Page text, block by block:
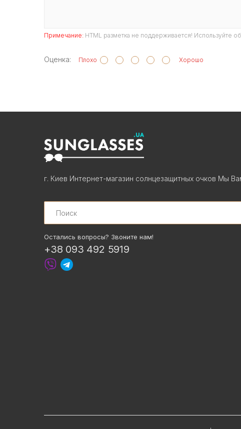
Примечание: HTML разметка не поддерживается! Используйте
Оценка: Плохо Хорошо
г. Киев Интернет-магазин солнцезащитных очков Мы
Search
Остались вопросы? Звоните нам!
+38 093 492 5919